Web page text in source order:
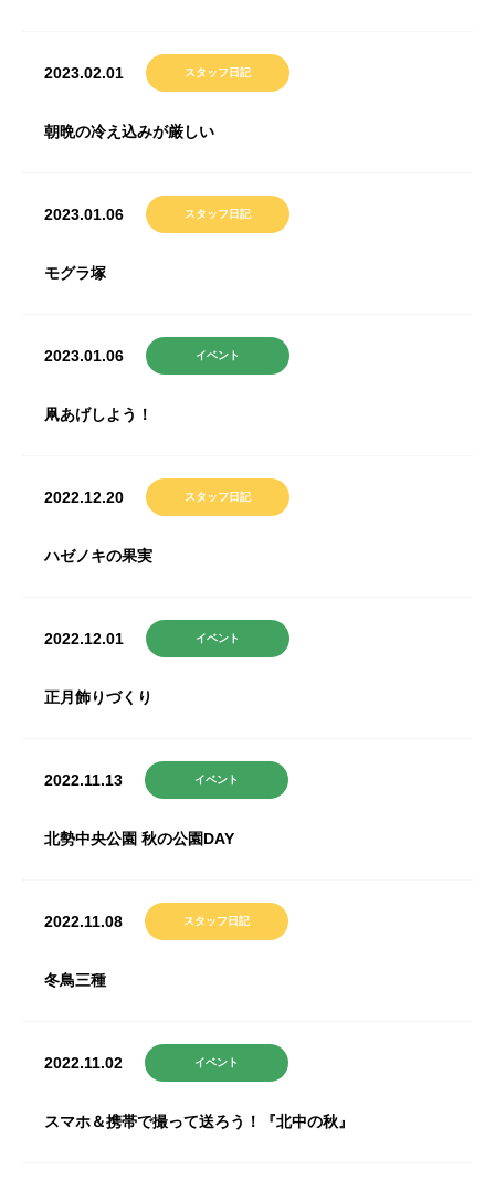
2023.02.01 スタッフ日記
朝晩の冷え込みが厳しい
2023.01.06 スタッフ日記
モグラ塚
2023.01.06 イベント
凧あげしよう！
2022.12.20 スタッフ日記
ハゼノキの果実
2022.12.01 イベント
正月飾りづくり
2022.11.13 イベント
北勢中央公園 秋の公園DAY
2022.11.08 スタッフ日記
冬鳥三種
2022.11.02 イベント
スマホ＆携帯で撮って送ろう！『北中の秋』